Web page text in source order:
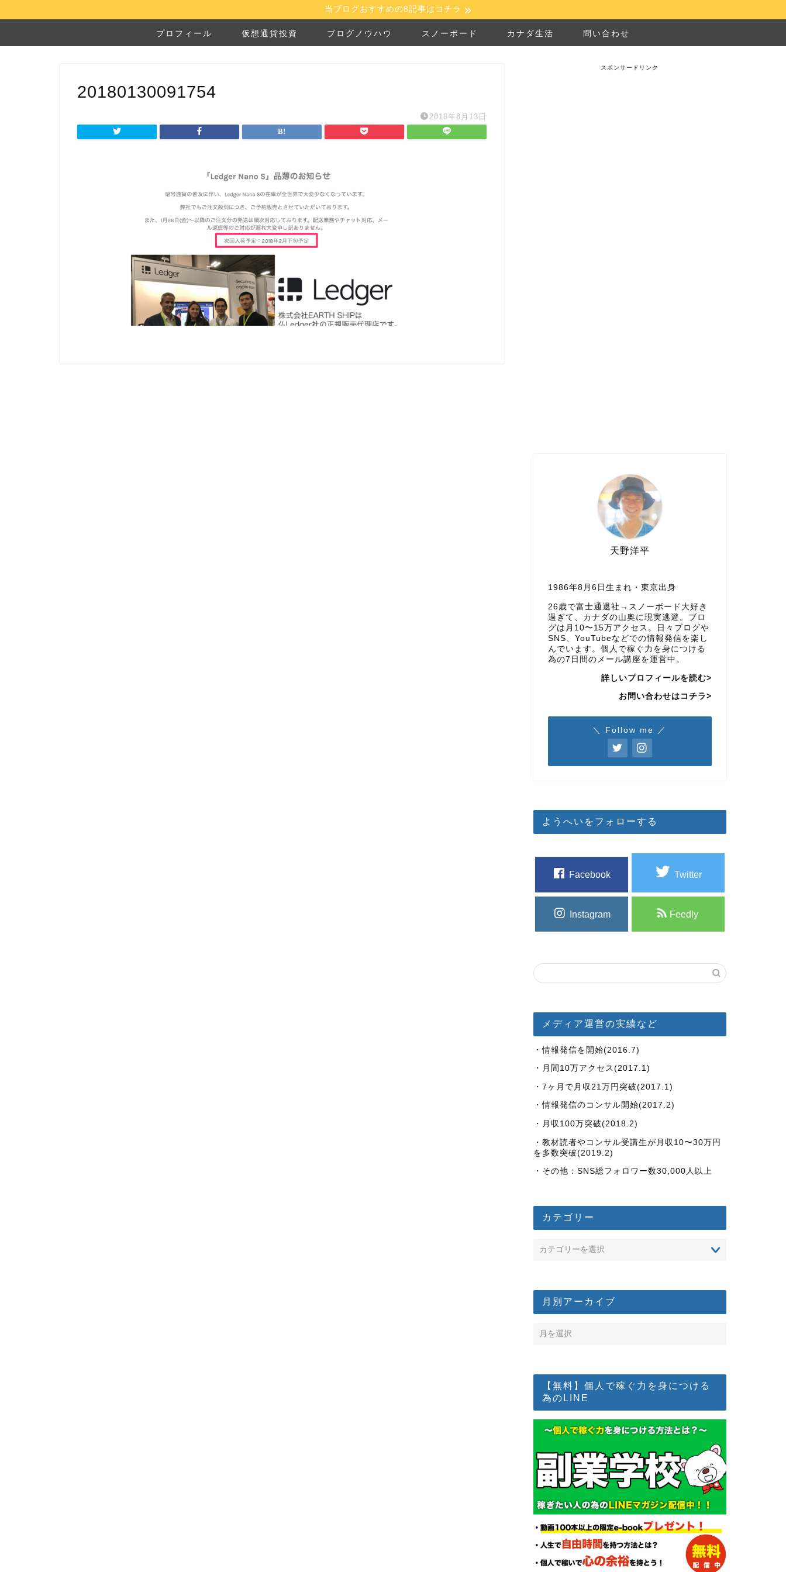
当ブログおすすめの8記事はコチラ
プロフィール 仮想通貨投資 ブログノウハウ スノーボード カナダ生活 問い合わせ
20180130091754
2018年8月13日
スポンサードリンク
天野洋平
1986年8月6日生まれ・東京出身
26歳で富士通退社→スノーボード大好き
過ぎて、カナダの山奥に現実逃避。ブロ
グは月10〜15万アクセス。日々ブログや
SNS、YouTubeなどでの情報発信を楽し
んでいます。個人で稼ぐ力を身につける
為の7日間のメール講座を運営中。
詳しいプロフィールを読む>
お問い合わせはコチラ>
＼ Follow me ／
ようへいをフォローする
Facebook Twitter
Instagram Feedly
メディア運営の実績など
・情報発信を開始(2016.7)
・月間10万アクセス(2017.1)
・7ヶ月で月収21万円突破(2017.1)
・情報発信のコンサル開始(2017.2)
・月収100万突破(2018.2)
・教材読者やコンサル受講生が月収10〜30万円
を多数突破(2019.2)
・その他：SNS総フォロワー数30,000人以上
カテゴリー
月別アーカイブ
【無料】個人で稼ぐ力を身につける
為のLINE